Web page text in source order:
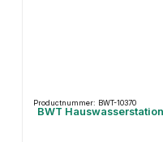
Productnummer: BWT-10370
BWT